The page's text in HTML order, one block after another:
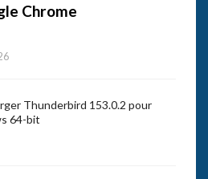
Chrome
Thunderbird 153.0.2 pour
64-bit